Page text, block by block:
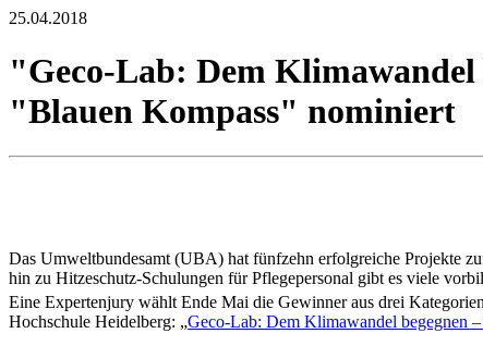
25.04.2018
"Geco-Lab: Dem
"Blauen Kompass" nominiert
Das Umweltbundesamt (UBA) hat fünfzehn erfolgreiche Projekte
hin zu Hitzeschutz-Schulungen für Pflegepersonal gibt es viele
Eine Expertenjury wählt Ende Mai die Gewinner aus drei
Hochschule Heidelberg: „Geco-Lab: Dem Klimawandel begegnen